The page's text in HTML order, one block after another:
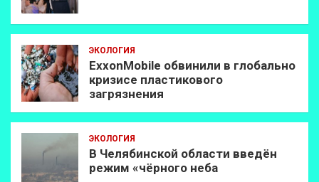
ЭКОЛОГИЯ
ExxonMobilе обвинили в глобально
кризисе пластикового
загрязнения
ЭКОЛОГИЯ
В Челябинской области введён
режим «чёрного неба